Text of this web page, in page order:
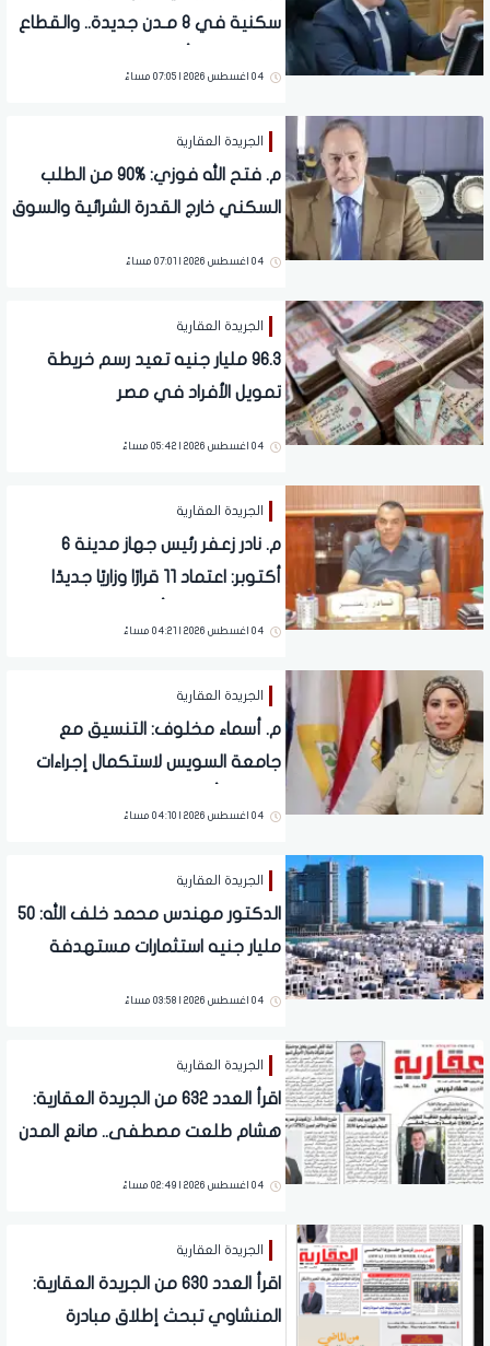
سكنية في 8 مـدن جديدة.. والقطاع
04 اغسطس 2026 | 07:05 مساءً
الجريدة العقارية
م. فتح الله فوزي: %90 من الطلب
السكني خارج القدرة الشرائية والسوق
04 اغسطس 2026 | 07:01 مساءً
الجريدة العقارية
96.3 مليار جنيه تعيد رسم خريطة
تمويل الأفراد في مصر
04 اغسطس 2026 | 05:42 مساءً
الجريدة العقارية
م. نادر زعفر رئيس جهاز مدينة 6
أكتوبر: اعتماد 11 قرارًا وزاريًا جديدًا
بقيمة 659 مليون جنيه
04 اغسطس 2026 | 04:21 مساءً
الجريدة العقارية
م. أسماء مخلوف: التنسيق مع
جامعة السويس لاستكمال إجراءات
04 اغسطس 2026 | 04:10 مساءً
الجريدة العقارية
الدكتور مهندس محمد خلف الله: 50
مليار جنيه استثمارات مستهدفة
04 اغسطس 2026 | 03:58 مساءً
الجريدة العقارية
اقرأ العدد 632 من الجريدة العقارية:
هشام طلعت مصطفى.. صانع المدن
للسوق العقارية في مصر
04 اغسطس 2026 | 02:49 مساءً
الجريدة العقارية
اقرأ العدد 630 من الجريدة العقارية:
المنشاوي تبحث إطلاق مبادرة